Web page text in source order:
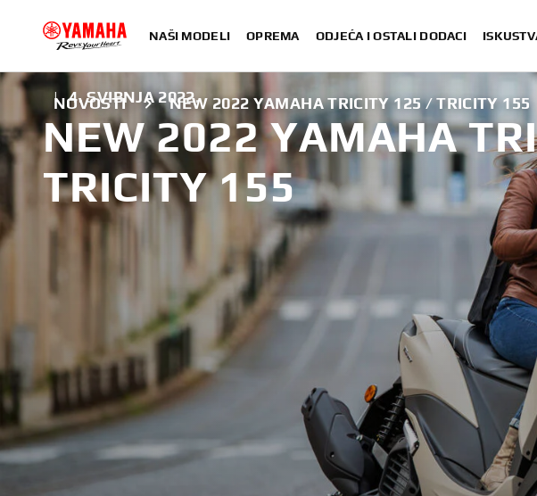
NAŠI MODELI OPREMA ODJEĆA I OSTALI DODACI
NOVOSTI NEW 2022 YAMAHA TRICITY 125 / TRICITY 155
| 4. SVIBNJA 2022.
NEW 2022 YAMAHA
TRICITY 155